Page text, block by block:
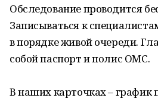
Обследование проводится
Записываться к
в порядке живой очереди.
собой паспорт и полис ОМС.
В наших карточках – график